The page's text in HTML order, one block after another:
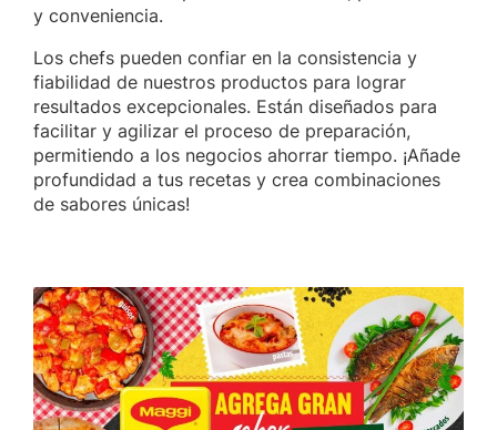
y conveniencia.
Los chefs pueden confiar en la consistencia y
fiabilidad de nuestros productos para lograr
resultados excepcionales. Están diseñados para
facilitar y agilizar el proceso de preparación,
permitiendo a los negocios ahorrar tiempo. ¡Añade
profundidad a tus recetas y crea combinaciones
de sabores únicas!